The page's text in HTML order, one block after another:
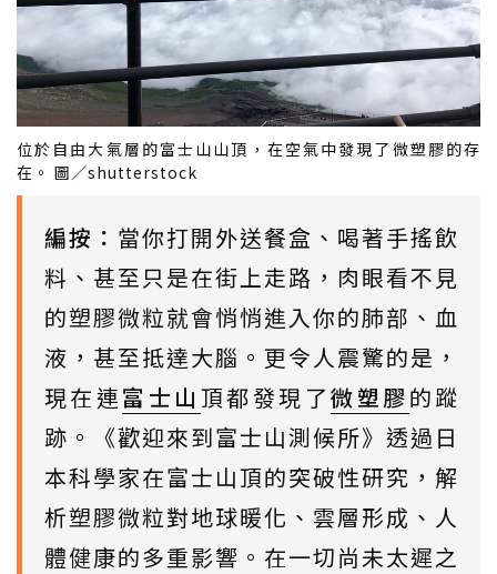
位於自由大氣層的富士山山頂，在空氣中發現了微塑膠的存
在。 圖／shutterstock
編按： 當你打開外送餐盒、喝著手搖飲
料、甚至只是在街上走路，肉眼看不見
的塑膠微粒就會悄悄進入你的肺部、血
液，甚至抵達大腦。更令人震驚的是，
現在連富士山 頂都發現了微塑膠的蹤
跡。《歡迎來到富士山測候所》透過日
本科學家在富士山頂的突破性研究，解
析塑膠微粒對地球暖化、雲層形成、人
體健康的多重影響。在一切尚未太遲之